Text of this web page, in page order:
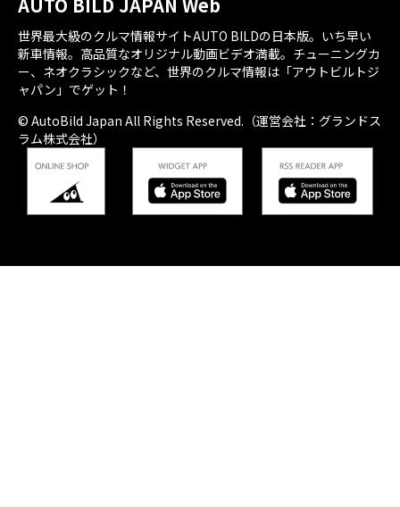
AUTO BILD JAPAN Web
世界最大級のクルマ情報サイトAUTO BILDの日本版。いち早い
新車情報。高品質なオリジナル動画ビデオ満載。チューニングカ
ー、ネオクラシックなど、世界のクルマ情報は「アウトビルトジ
ャパン」でゲット！
© AutoBild Japan All Rights Reserved.（運営会社：グランドス
ラム株式会社）